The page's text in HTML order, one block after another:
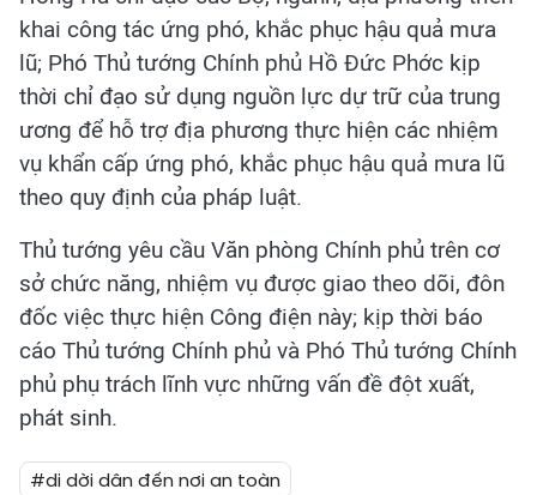
khai công tác ứng phó, khắc phục hậu quả mưa
lũ; Phó Thủ tướng Chính phủ Hồ Đức Phớc kịp
thời chỉ đạo sử dụng nguồn lực dự trữ của trung
ương để hỗ trợ địa phương thực hiện các nhiệm
vụ khẩn cấp ứng phó, khắc phục hậu quả mưa lũ
theo quy định của pháp luật.
Thủ tướng yêu cầu Văn phòng Chính phủ trên cơ
sở chức năng, nhiệm vụ được giao theo dõi, đôn
đốc việc thực hiện Công điện này; kịp thời báo
cáo Thủ tướng Chính phủ và Phó Thủ tướng Chính
phủ phụ trách lĩnh vực những vấn đề đột xuất,
phát sinh.
#di dời dân đến nơi an toàn